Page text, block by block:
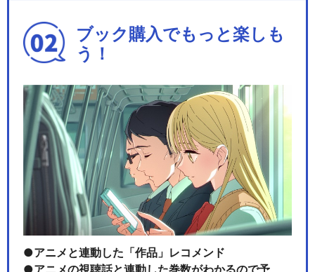
ブック購入でもっと楽しも
う！
アニメと連動した「作品」レコメンド